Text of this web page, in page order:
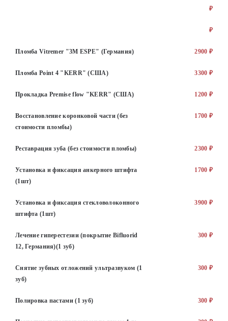
₽
₽
Пломба Vitremer "3M ESPE" (Германия) 2900 ₽
Пломба Point 4 "KERR" (США) 3300 ₽
Прокладка Premise flow "KERR" (США) 1200 ₽
Восстановление коронковой части (без
стоимости пломбы)
1700 ₽
Реставрация зуба (без стоимости пломбы) 2300 ₽
Установка и фиксация анкерного штифта
(1шт)
1700 ₽
Установка и фиксация стекловолоконного
штифта (1шт)
3900 ₽
Лечение гиперестезии (покрытие Bifluorid
12, Германия)(1 зуб)
300 ₽
Снятие зубных отложений ультразвуком (1
зуб)
300 ₽
Полировка пастами (1 зуб) 300 ₽